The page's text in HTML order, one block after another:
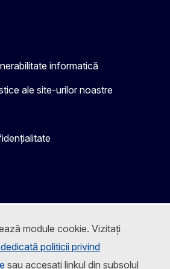
module cookie. Vizitați
politicii privind
sau accesați linkul din subsolul
informatică
ale site-urilor noastre